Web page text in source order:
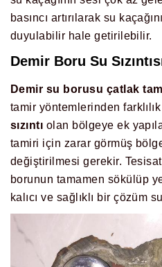
basıncı artırılarak su
duyulabilir hale getirilebilir.
Demir Boru Su
Demir su borusu çatlak
tamir yöntemlerinden
sızıntı olan bölgeye ek
tamiri için zarar görmüş
değiştirilmesi gerekir.
borunun tamamen sökülüp
kalıcı ve sağlıklı bir çözüm